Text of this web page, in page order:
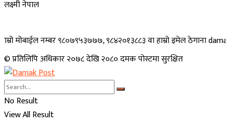
लक्ष्मी नेपाल
नम्बर ९८०७९५३७७७, ९८४२०१३८८३ वा हाम्रो इमेल ठेगाना
© प्रतिलिपि अधिकार २०७८ देखि २०८० दमक पोस्टमा सुरक्षित
No Result
View All Result